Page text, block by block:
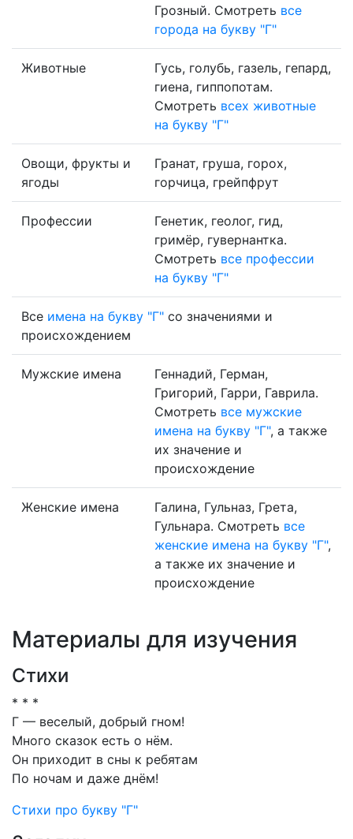
Грозный. Смотреть все
города на букву "Г"
Животные
Гусь, голубь, газель, гепард,
гиена, гиппопотам.
Смотреть всех животные
на букву "Г"
Овощи, фрукты и
ягоды
Гранат, груша, горох,
горчица, грейпфрут
Профессии
Генетик, геолог, гид,
гримёр, гувернантка.
Смотреть все профессии
на букву "Г"
Все имена на букву "Г" со значениями и
происхождением
Мужские имена
Геннадий, Герман,
Григорий, Гарри, Гаврила.
Смотреть все мужские
имена на букву "Г", а также
их значение и
происхождение
Женские имена
Галина, Гульназ, Грета,
Гульнара. Смотреть все
женские имена на букву "Г",
а также их значение и
происхождение
Материалы для изучения
Стихи
* * *
Г — веселый, добрый гном!
Много сказок есть о нём.
Он приходит в сны к ребятам
По ночам и даже днём!
Стихи про букву "Г"